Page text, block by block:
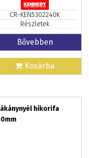
CR-KEN5302240K
Részletek
Bővebben
Kosárba
hikorifa